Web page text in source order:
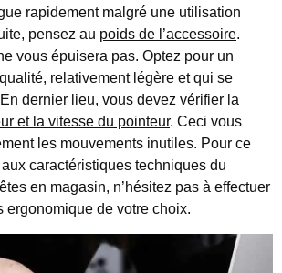
rapidement malgré une utilisation
pensez au poids de l’accessoire.
vous épuisera pas. Optez pour un
relativement légère et qui se
dernier lieu, vous devez vérifier la
et la vitesse du pointeur. Ceci vous
les mouvements inutiles. Pour ce
caractéristiques techniques du
en magasin, n’hésitez pas à effectuer
ergonomique de votre choix.